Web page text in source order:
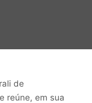
de
reúne, em sua